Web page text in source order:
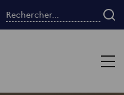
Rechercher...